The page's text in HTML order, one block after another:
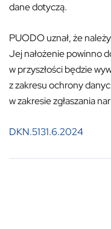
dane dotyczą.
PUODO uznał, że
Jej nałożenie powinno
w przyszłości będzie
z zakresu ochrony
w zakresie zgłaszania
DKN.5131.6.2024